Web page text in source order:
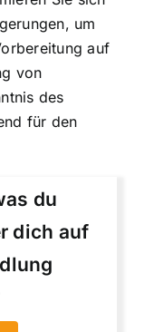
um
auf
von
des
für den
du
dich auf